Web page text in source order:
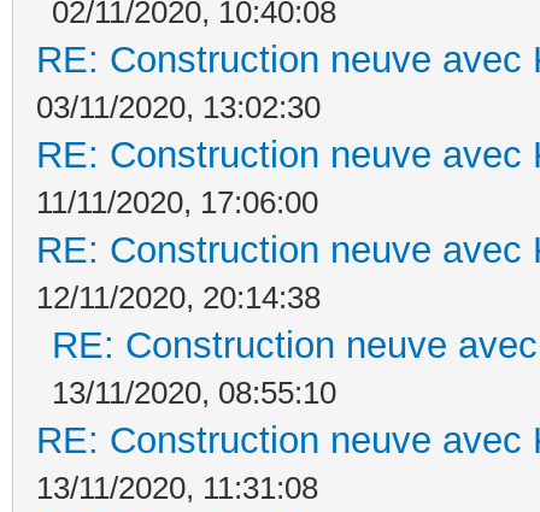
02/11/2020, 10:40:08
RE: Construction neuve avec
03/11/2020, 13:02:30
RE: Construction neuve avec
11/11/2020, 17:06:00
RE: Construction neuve avec
12/11/2020, 20:14:38
RE: Construction neuve
13/11/2020, 08:55:10
RE: Construction neuve avec
13/11/2020, 11:31:08